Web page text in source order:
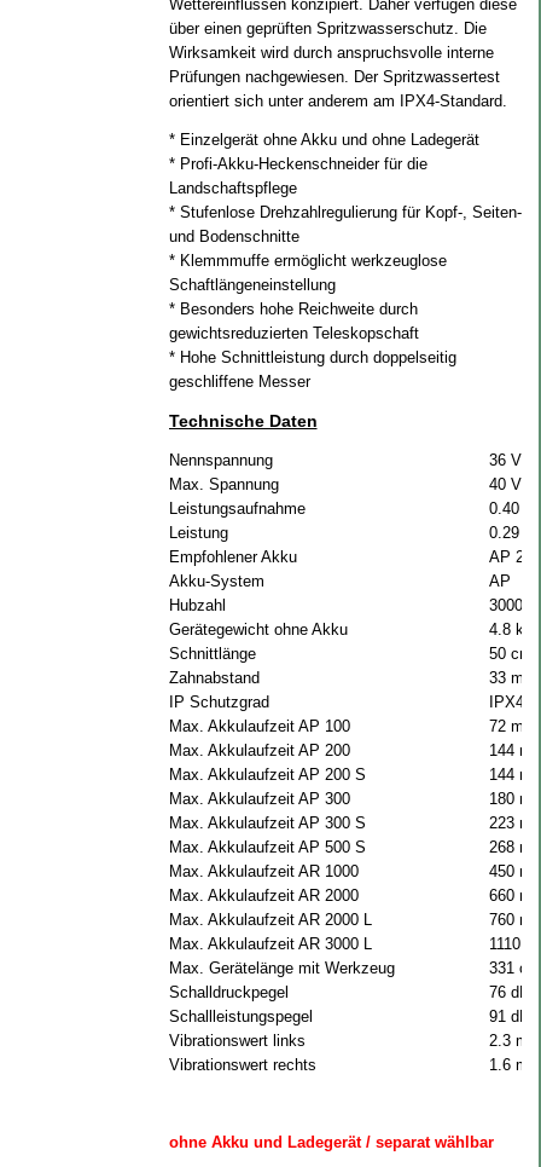
Wettereinflüssen konzipiert. Daher verfügen diese
über einen geprüften Spritzwasserschutz. Die
Wirksamkeit wird durch anspruchsvolle interne
Prüfungen nachgewiesen. Der Spritzwassertest
orientiert sich unter anderem am IPX4-Standard.
* Einzelgerät ohne Akku und ohne Ladegerät
* Profi-Akku-Heckenschneider für die
Landschaftspflege
* Stufenlose Drehzahlregulierung für Kopf-, Seiten-
und Bodenschnitte
* Klemmmuffe ermöglicht werkzeuglose
Schaftlängeneinstellung
* Besonders hohe Reichweite durch
gewichtsreduzierten Teleskopschaft
* Hohe Schnittleistung durch doppelseitig
geschliffene Messer
Technische Daten
Nennspannung
36 V
Max. Spannung
40 V
Leistungsaufnahme
0.40
Leistung
0.29
Empfohlener Akku
AP
Akku-System
AP
Hubzahl
3000
Gerätegewicht ohne Akku
4.8 kg
Schnittlänge
50 cm
Zahnabstand
33 mm
IP Schutzgrad
IPX4
Max. Akkulaufzeit AP 100
72 min
Max. Akkulaufzeit AP 200
144
Max. Akkulaufzeit AP 200 S
144
Max. Akkulaufzeit AP 300
180
Max. Akkulaufzeit AP 300 S
223
Max. Akkulaufzeit AP 500 S
268
Max. Akkulaufzeit AR 1000
450
Max. Akkulaufzeit AR 2000
660
Max. Akkulaufzeit AR 2000 L
760
Max. Akkulaufzeit AR 3000 L
1110
Max. Gerätelänge mit Werkzeug
331 cm
Schalldruckpegel
76
Schallleistungspegel
91
Vibrationswert links
2.3 m/
Vibrationswert rechts
1.6 m/
ohne Akku und Ladegerät / separat wählbar